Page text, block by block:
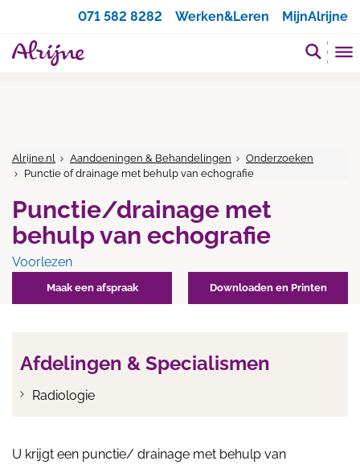
071 582 8282
Werken&Leren MijnAlrijne
Alrijne.nl Aandoeningen & Behandelingen
Onderzoeken
Punctie of drainage met behulp van echografie
Punctie/drainage met
behulp van echografie
Voorlezen
Maak een afspraak Downloaden en Printen
Afdelingen & Specialismen
Radiologie
U krijgt een punctie/ drainage met behulp van